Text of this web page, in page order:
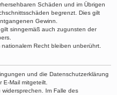
Schäden und im Übrigen
begrenzt. Dies gilt
Gewinn.
sinngemäß auch zugunsten der
Recht bleiben unberührt.
und die Datenschutzerklärung
Mail mitgeteilt.
Im Falle des